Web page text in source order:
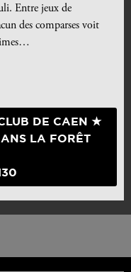
Entre jeux de
des comparses voit
DE CAEN ★
LA FORÊT